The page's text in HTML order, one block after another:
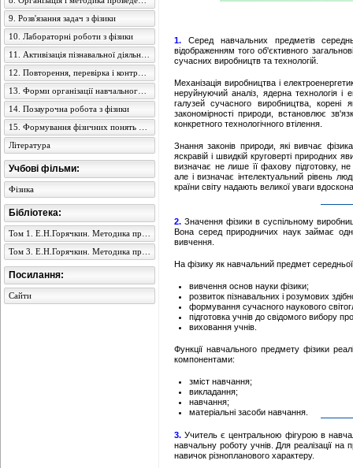
1. Серед навчальних предметів
відображенням того об'єктивного
сучасних виробництв та технологій.
Механізація виробництва і
неруйнуючий аналіз, ядерна технологія і
галузей сучасного виробництва, корені
закономірності природи, встановлює
конкретного технологічного втілення.
Знання законів природи, які вивчає
яскравій і швидкій круговерті природних
визначає не лише її фахову підготовку,
але і визначає інтелектуальний рівень
країни світу надають великої уваги
2. Значення фізики в суспільному
Вона серед природничих наук займає
вивчення.
На фізику як навчальний предмет
вивчення основ науки фізики;
розвиток пізнавальних і розумових
формування сучасного наукового
підготовка учнів до свідомого вибору
виховання учнів.
Функції навчального предмету фізики
компонентами:
зміст навчання;
викладання;
навчання;
матеріальні засоби навчання.
3. Учитель є центральною фігурою в
навчальну роботу учнів. Для реалізації на
навичок різнопланового характеру.
9. Розв'язання задач з фізики
10. Лабораторні роботи з фізики
14. Позаурочна робота з фізики
Література
Учбові фільми:
Фізика
Бібліотека:
Посилання:
Сайти